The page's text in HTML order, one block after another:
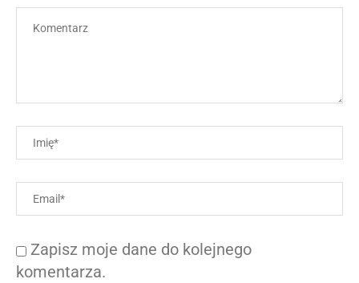
Zapisz moje dane do kolejnego
komentarza.